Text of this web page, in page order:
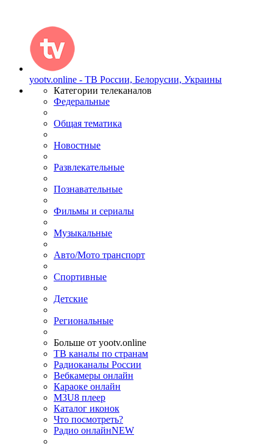
yootv.online - ТВ России, Белорусии, Украины
Категории телеканалов
Федеральные
Общая тематика
Новостные
Развлекательные
Познавательные
Фильмы и сериалы
Музыкальные
Авто/Мото транспорт
Спортивные
Детские
Региональные
Больше от yootv.online
ТВ каналы по странам
Радиоканалы России
Вебкамеры онлайн
Караоке онлайн
M3U8 плеер
Каталог иконок
Что посмотреть?
Радио онлайнNEW